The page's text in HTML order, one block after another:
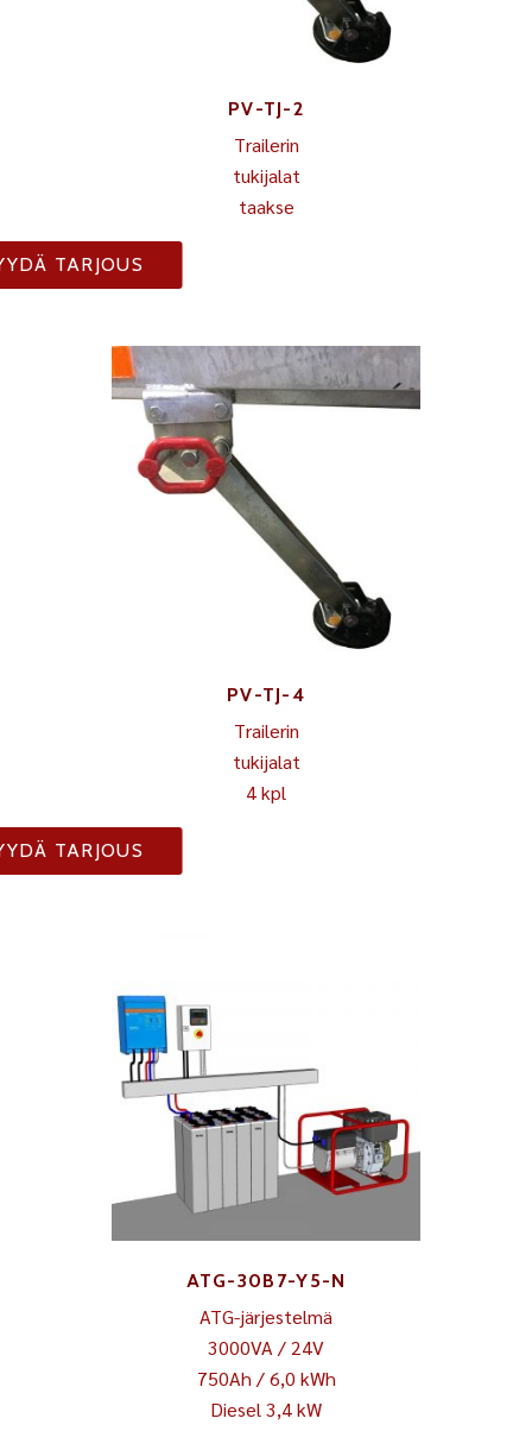
PV-TJ-2
Trailerin
tukijalat
taakse
TARJOUS
PV-TJ-4
Trailerin
tukijalat
4 kpl
TARJOUS
ATG-30B7-Y5-N
ATG-järjestelmä
3000VA / 24V
750Ah / 6,0 kWh
Diesel 3,4 kW